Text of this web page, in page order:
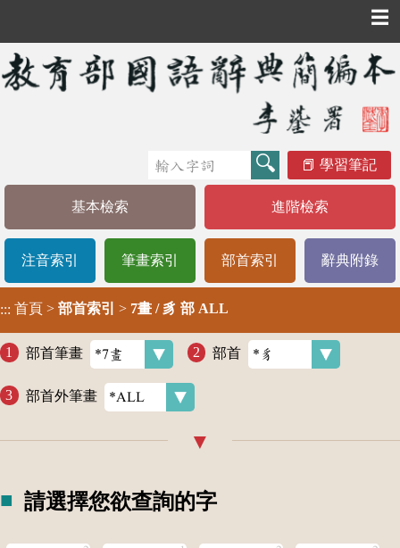
☰
學習筆記
基本檢索 進階檢索
注音索引 筆畫索引 部首索引 辭典附錄
::: 首頁 > 部首索引 > 7畫 / 豸 部 ALL
部首筆畫 部首
部首外筆畫
請選擇您欲查詢的字